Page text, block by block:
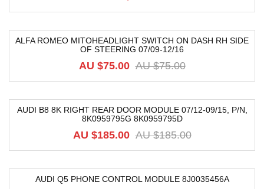
ALFA ROMEO MITOHEADLIGHT SWITCH ON DASH RH SIDE
OF STEERING 07/09-12/16
AU $75.00
AU $75.00
AUDI B8 8K RIGHT REAR DOOR MODULE 07/12-09/15, P/N,
8K0959795G 8K0959795D
AU $185.00
AU $185.00
AUDI Q5 PHONE CONTROL MODULE 8J0035456A